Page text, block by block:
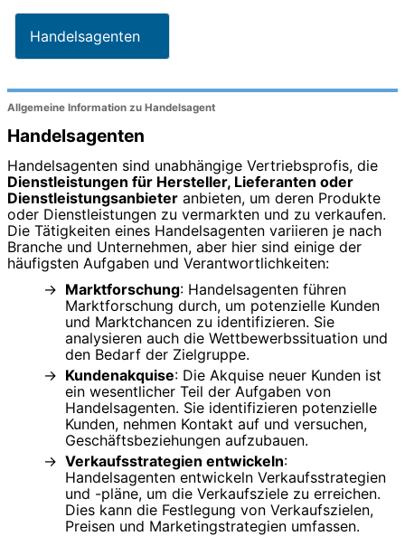
Handelsagenten
Allgemeine Information zu Handelsagent
Handelsagenten
Handelsagenten sind unabhängige Vertriebsprofis, die
Dienstleistungen für Hersteller, Lieferanten oder
Dienstleistungsanbieter anbieten, um deren Produkte
oder Dienstleistungen zu vermarkten und zu verkaufen.
Die Tätigkeiten eines Handelsagenten variieren je nach
Branche und Unternehmen, aber hier sind einige der
häufigsten Aufgaben und Verantwortlichkeiten:
Marktforschung: Handelsagenten führen
Marktforschung durch, um potenzielle Kunden
und Marktchancen zu identifizieren. Sie
analysieren auch die Wettbewerbssituation und
den Bedarf der Zielgruppe.
Kundenakquise: Die Akquise neuer Kunden ist
ein wesentlicher Teil der Aufgaben von
Handelsagenten. Sie identifizieren potenzielle
Kunden, nehmen Kontakt auf und versuchen,
Geschäftsbeziehungen aufzubauen.
Verkaufsstrategien entwickeln:
Handelsagenten entwickeln Verkaufsstrategien
und -pläne, um die Verkaufsziele zu erreichen.
Dies kann die Festlegung von Verkaufszielen,
Preisen und Marketingstrategien umfassen.